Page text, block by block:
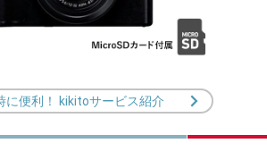
に便利！ kikitoサービス紹介